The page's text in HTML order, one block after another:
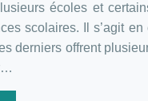
écoles et
scolaires. Il s’agit
derniers offrent